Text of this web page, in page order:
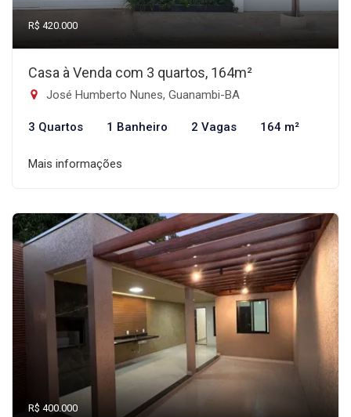
R$ 420.000
Casa à Venda com 3 quartos, 164m²
José Humberto Nunes, Guanambi-BA
3 Quartos 1 Banheiro 2 Vagas 164 m²
Mais informações
R$ 400.000